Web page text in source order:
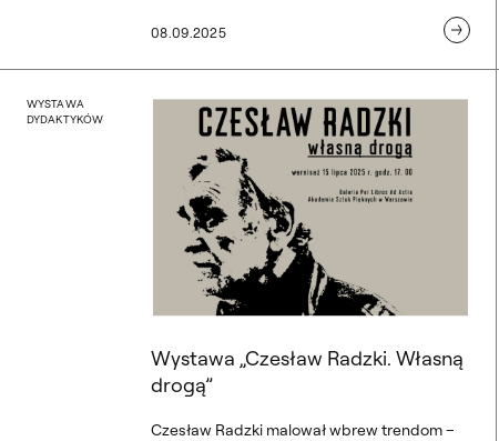
08.09.2025
Wystawa „Czesław
WYSTAWA
DYDAKTYKÓW
Wystawa „Czesław Radzki. Własną
drogą”
Czesław Radzki malował wbrew trendom –